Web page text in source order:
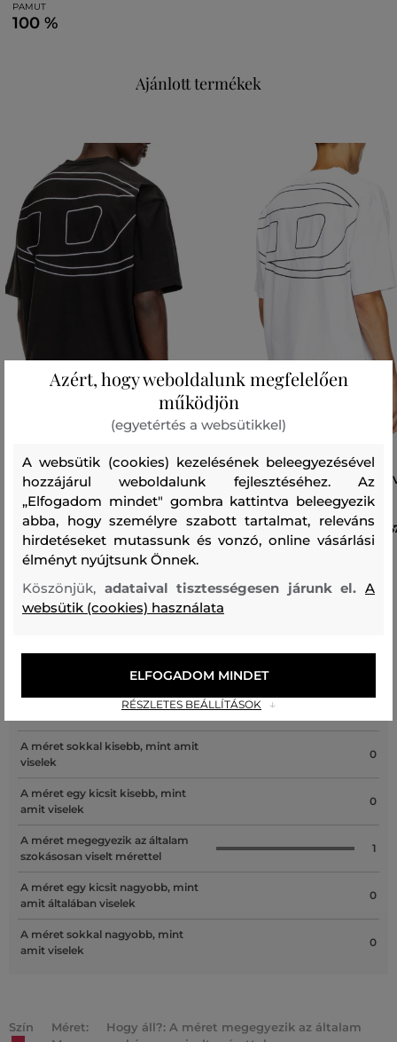
PAMUT
100 %
Ajánlott termékek
PÓLÓ DIESEL T-BOGGY-MEGOVAL-D
T-SHIRT
47 990 Ft
Elérhető méretek:
+2 további
PÓLÓ DIESEL T-BOGGY-
T-SHIRT
ÜGYFELEINKNEK ÁLTAL ÉRTÉKELT MÉRETEK
A méret sokkal kisebb, mint amit
viselek
0
A méret egy kicsit kisebb, mint
amit viselek
0
A méret megegyezik az általam
szokásosan viselt mérettel
1
A méret egy kicsit nagyobb, mint
amit általában viselek
0
A méret sokkal nagyobb, mint
amit viselek
0
Szín
Méret:
Hogy áll?: A méret megegyezik az általam
Azért, hogy weboldalunk megfelelően
működjön
(egyetértés a websütikkel)
A websütik (cookies) kezelésének beleegyezésével
hozzájárul weboldalunk fejlesztéséhez. Az
„Elfogadom mindet" gombra kattintva beleegyezik
abba, hogy személyre szabott tartalmat, releváns
hirdetéseket mutassunk és vonzó, online vásárlási
élményt nyújtsunk Önnek.
Köszönjük, adataival tisztességesen járunk el.A
websütik (cookies) használata
RÉSZLETES BEÁLLÍTÁSOK
ELFOGADOM MINDET